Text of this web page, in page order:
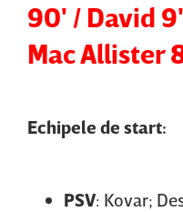
90' / David
Mac Allister
Echipele de start:
PSV: Kovar;